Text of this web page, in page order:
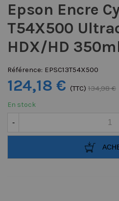
Epson Encre
T54X500
HDX/HD
Référence: EPSC13T54X500
124,18 € (TTC) 134,98 €
En stock
-